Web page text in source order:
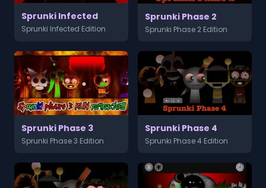
Sprunki Infected
Sprunki Infected Edition
Sprunki Phase 2
Sprunki Phase 2 Edition
Sprunki Phase 3
Sprunki Phase 3 Edition
Sprunki Phase 4
Sprunki Phase 4 Edition